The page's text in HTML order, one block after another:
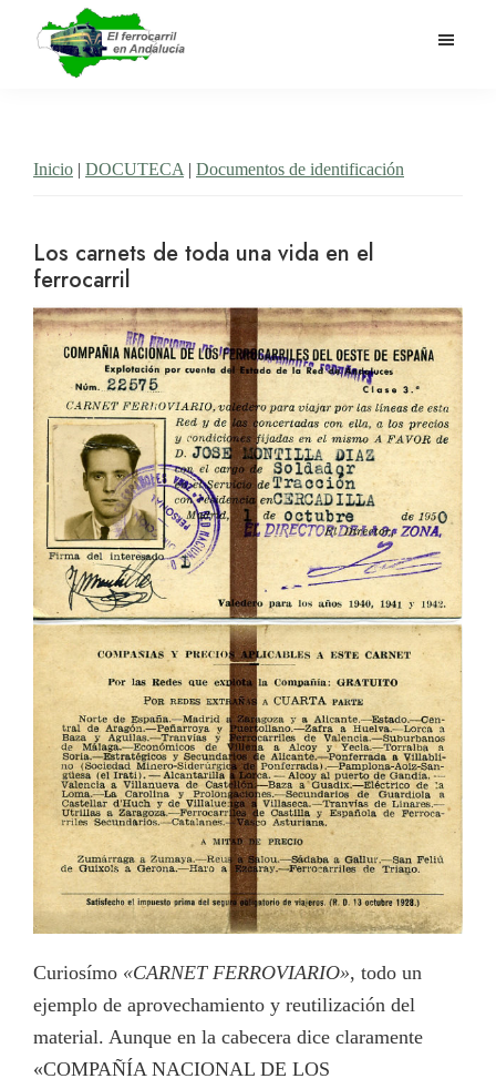
contenido
Andalucía
ferrocarril
Inicio | DOCUTECA | Documentos de identificación
Los carnets de toda una vida en el
ferrocarril
Curiosímo «CARNET FERROVIARIO», todo un
ejemplo de aprovechamiento y reutilización del
material. Aunque en la cabecera dice claramente
«COMPAÑÍA NACIONAL DE LOS